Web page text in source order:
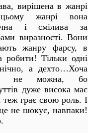
вирішена в жанрі
жанрі вона
і смілива за
виразності. Вони
жанру фарсу, в
робити! Тільки одні
а дехто…Хоча
не можна, бо
дуже висока має
теж грає свою роль. І
не шокує, навпаки!